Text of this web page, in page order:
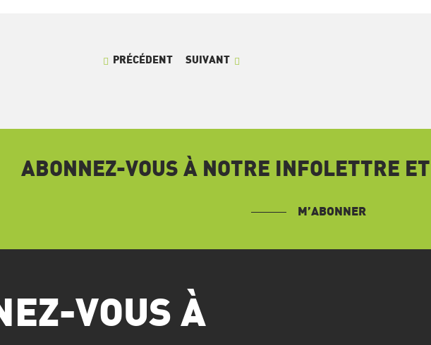
PRÉCÉDENT SUIVANT
ABONNEZ-VOUS À NOTRE INFOLETTRE
M’ABONNER
VOUS À